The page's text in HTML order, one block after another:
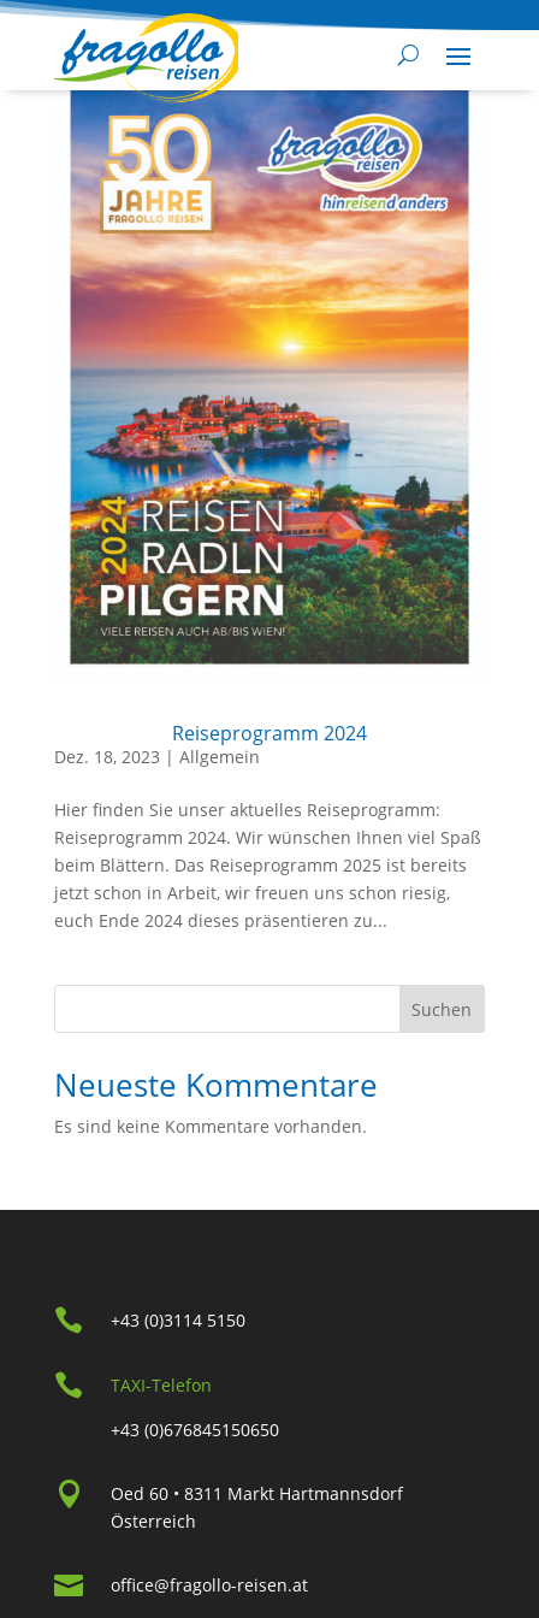
Reiseprogramm 2024
Dez. 18, 2023 | Allgemein
Hier finden Sie unser aktuelles Reiseprogramm:
Reiseprogramm 2024. Wir wünschen Ihnen viel Spaß
beim Blättern. Das Reiseprogramm 2025 ist bereits
jetzt schon in Arbeit, wir freuen uns schon riesig,
euch Ende 2024 dieses präsentieren zu...
Suchen
Neueste Kommentare
Es sind keine Kommentare vorhanden.
 +43 (0)3114 5150

TAXI-Telefon
+43 (0)676845150650

Oed 60 • 8311 Markt Hartmannsdorf
Österreich
 office@fragollo-reisen.at